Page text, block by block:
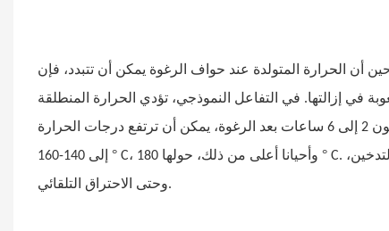
الحرارة المتولدة عند حواف الرغوة يمكن أن تتبدد، فإن
في إزالتها. في التفاعل النموذجي، تؤدي الحرارة المنطلقة
إلى رفع درجة حرارة مركز كتلة الرغوة لتحقيق المعالجة. وقد لوحظ أنه في غضون 2 إلى 6 ساعات بعد الرغوة، يمكن أن ترتفع درجات الحرارة
إلى 140-160 ° °C. إذا استمرت درجة الحرارة في الارتفاع، يمكن أن يؤدي ذلك إلى حرق القلب، والتدخين،
وحتى الاحتراق التلقائي.